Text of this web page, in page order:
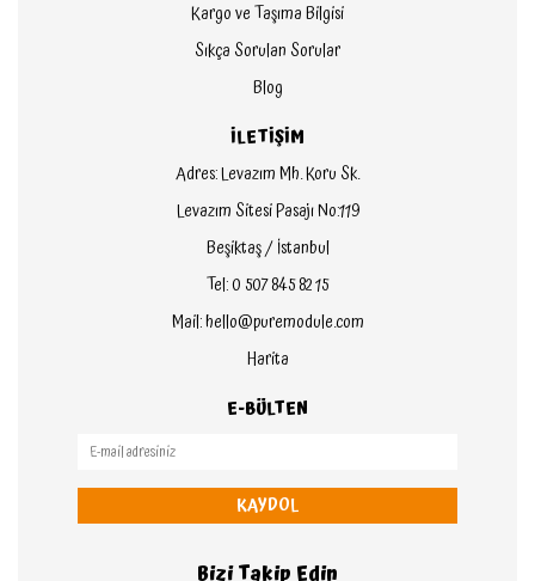
Kargo ve Taşıma Bilgisi
Sıkça Sorulan Sorular
Blog
İLETİŞİM
Adres: Levazım Mh. Koru Sk.
Levazım Sitesi Pasajı No:119
Beşiktaş / İstanbul
Tel: 0 507 845 82 15
Mail: hello@puremodule.com
Harita
E-BÜLTEN
KAYDOL
Bizi Takip Edin